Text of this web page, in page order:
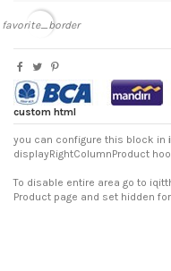
favorite_border
custom html
you can configure this block in
displayRightColumnProduct
To disable entire area go to
Product page and set hidden